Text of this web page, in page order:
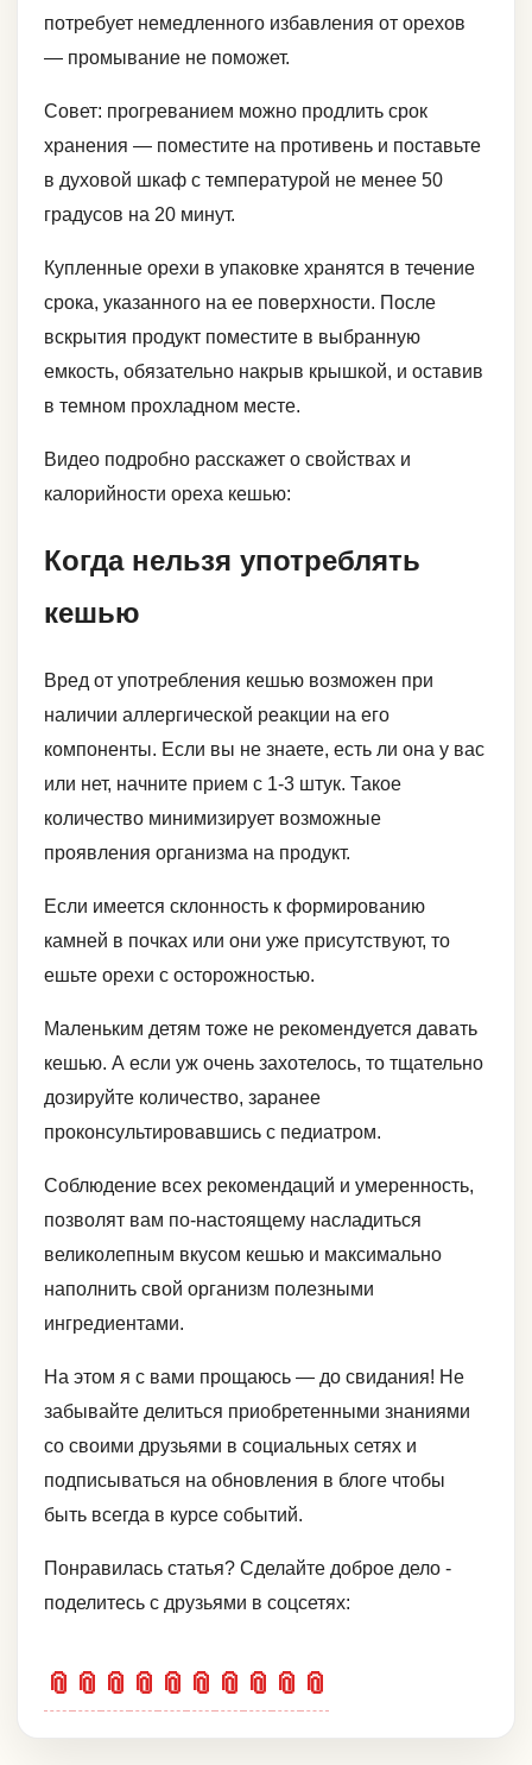
потребует немедленного избавления от орехов
— промывание не поможет.
Совет: прогреванием можно продлить срок
хранения — поместите на противень и поставьте
в духовой шкаф с температурой не менее 50
градусов на 20 минут.
Купленные орехи в упаковке хранятся в течение
срока, указанного на ее поверхности. После
вскрытия продукт поместите в выбранную
емкость, обязательно накрыв крышкой, и оставив
в темном прохладном месте.
Видео подробно расскажет о свойствах и
калорийности ореха кешью:
Когда нельзя употреблять
кешью
Вред от употребления кешью возможен при
наличии аллергической реакции на его
компоненты. Если вы не знаете, есть ли она у вас
или нет, начните прием с 1-3 штук. Такое
количество минимизирует возможные
проявления организма на продукт.
Если имеется склонность к формированию
камней в почках или они уже присутствуют, то
ешьте орехи с осторожностью.
Маленьким детям тоже не рекомендуется давать
кешью. А если уж очень захотелось, то тщательно
дозируйте количество, заранее
проконсультировавшись с педиатром.
Соблюдение всех рекомендаций и умеренность,
позволят вам по-настоящему насладиться
великолепным вкусом кешью и максимально
наполнить свой организм полезными
ингредиентами.
На этом я с вами прощаюсь — до свидания! Не
забывайте делиться приобретенными знаниями
со своими друзьями в социальных сетях и
подписываться на обновления в блоге чтобы
быть всегда в курсе событий.
Понравилась статья? Сделайте доброе дело -
поделитесь с друзьями в соцсетях:
📎 📎 📎 📎 📎 📎 📎 📎 📎 📎